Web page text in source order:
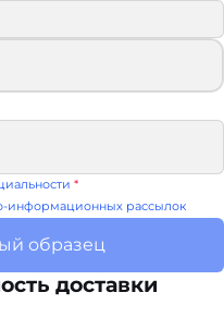
*
информационных рассылок
образец
доставки